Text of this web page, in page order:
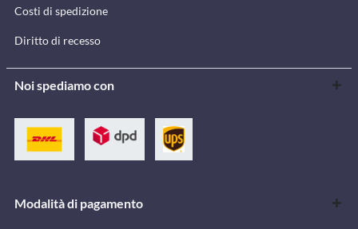
Costi di spedizione
Diritto di recesso
Noi spediamo con
Modalità di pagamento